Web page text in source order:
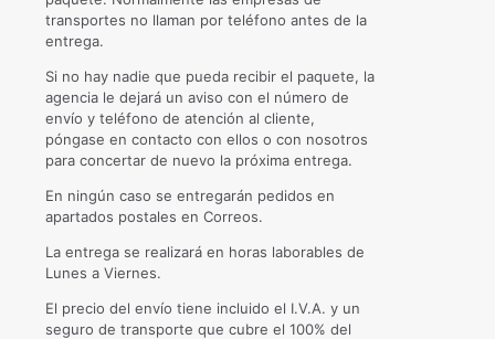
transportes no llaman por teléfono antes de la
entrega.
Si no hay nadie que pueda recibir el paquete, la
agencia le dejará un aviso con el número de
envío y teléfono de atención al cliente,
póngase en contacto con ellos o con nosotros
para concertar de nuevo la próxima entrega.
En ningún caso se entregarán pedidos en
apartados postales en Correos.
La entrega se realizará en horas laborables de
Lunes a Viernes.
El precio del envío tiene incluido el I.V.A. y un
seguro de transporte que cubre el 100% del